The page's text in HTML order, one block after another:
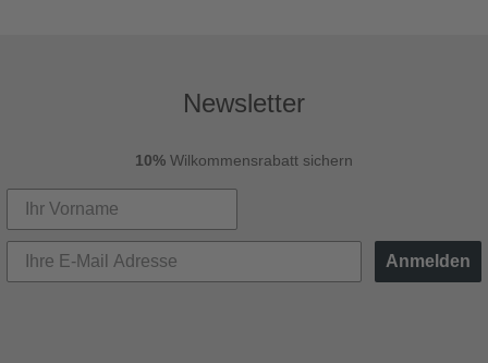
Newsletter
10% Wilkommensrabatt sichern
Anmelden